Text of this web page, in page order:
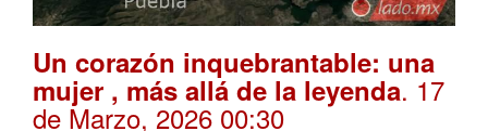
Un corazón inquebrantable: una
mujer , más allá de la leyenda. 17
de Marzo, 2026 00:30